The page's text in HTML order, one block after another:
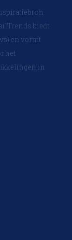
biedt
en vormt
het
in